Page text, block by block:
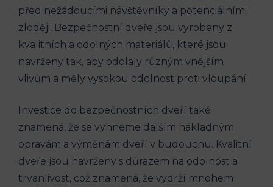
před nežádoucími návštěvníky a potenciálními
zloději. Bezpečnostní dveře jsou vyrobeny z
kvalitních a odolných materiálů, které jsou
navrženy tak, aby odolaly různým vnějším
vlivům a měly vysokou odolnost proti vloupání.
Investice do bezpečnostních dveří také
znamená, že se vyhneme dalším nákladným
opravám a výměnám dveří v budoucnu. Kvalitní
dveře jsou navrženy s důrazem na odolnost a
trvanlivost, což znamená, že vydrží mnohem